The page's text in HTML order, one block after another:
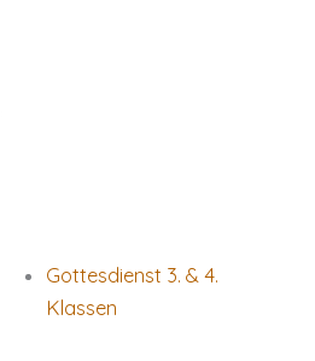
Gottesdienst 3. & 4.
Klassen